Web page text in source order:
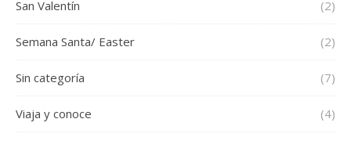
San Valentín (2)
Semana Santa/ Easter (2)
Sin categoría (7)
Viaja y conoce (4)